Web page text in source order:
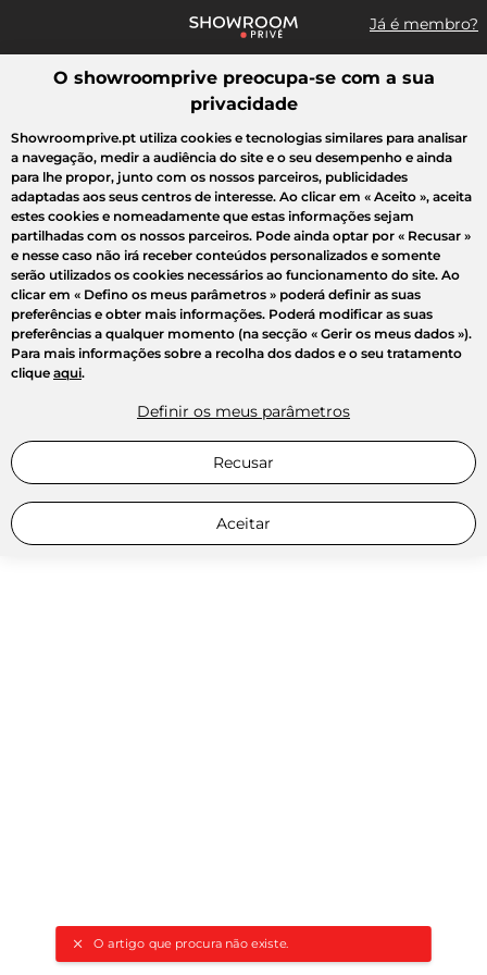
Já é membro?
Pesquisar uma marca, um artigo, uma venda...
O artigo que procura não existe.
Todas as vendas Moda Desporto Casa Criança Beleza
O showroomprive preocupa-se com a sua
privacidade
Showroomprive.pt utiliza cookies e tecnologias similares para analisar
a navegação, medir a audiência do site e o seu desempenho e ainda
para lhe propor, junto com os nossos parceiros, publicidades
adaptadas aos seus centros de interesse. Ao clicar em « Aceito », aceita
estes cookies e nomeadamente que estas informações sejam
partilhadas com os nossos parceiros. Pode ainda optar por « Recusar »
e nesse caso não irá receber conteúdos personalizados e somente
serão utilizados os cookies necessários ao funcionamento do site. Ao
clicar em « Defino os meus parâmetros » poderá definir as suas
preferências e obter mais informações. Poderá modificar as suas
preferências a qualquer momento (na secção « Gerir os meus dados »).
Para mais informações sobre a recolha dos dados e o seu tratamento
clique aqui.
Definir os meus parâmetros
Recusar
Aceitar